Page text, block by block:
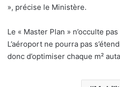
», précise le Ministère.
Le « Master Plan » n’occulte
L’aéroport ne pourra pas
donc d’optimiser chaque m²